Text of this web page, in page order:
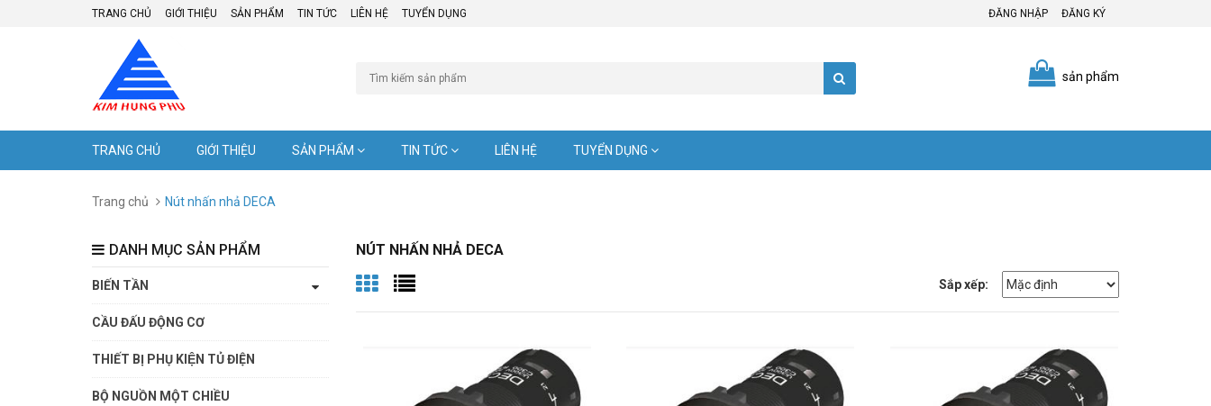
TRANG CHỦ GIỚI THIỆU SẢN PHẨM TIN TỨC LIÊN HỆ TUYỂN DỤNG ĐĂNG NHẬP ĐĂNG KÝ
sản phẩm
TRANG CHỦ GIỚI THIỆU SẢN PHẨM TIN TỨC LIÊN HỆ TUYỂN DỤNG
Trang chủ Nút nhấn nhả DECA
NÚT NHẤN NHẢ DECA
Sắp xếp:
DANH MỤC SẢN PHẨM
BIẾN TẦN
CẦU ĐẤU ĐỘNG CƠ
THIẾT BỊ PHỤ KIỆN TỦ ĐIỆN
BỘ NGUỒN MỘT CHIỀU